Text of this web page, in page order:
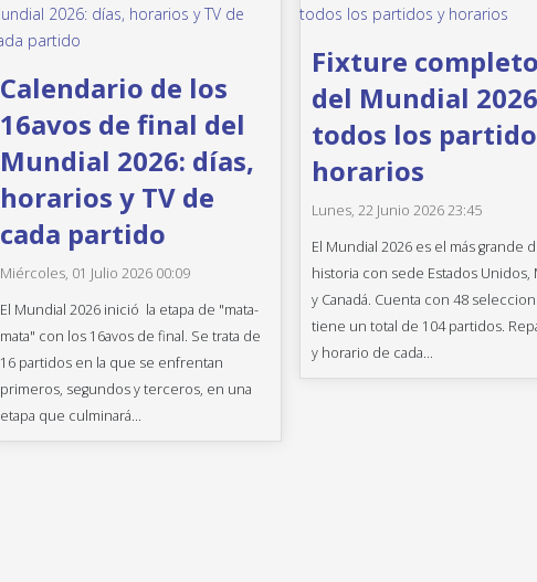
Calendario de los
16avos de final del
Mundial 2026: días,
horarios y TV de
cada partido
Miércoles, 01 Julio 2026 00:09
El Mundial 2026 inició la etapa de "mata-
mata" con los 16avos de final. Se trata de
16 partidos en la que se enfrentan
primeros, segundos y terceros, en una
etapa que culminará...
Fixture
del Mundial
todos los
horarios
Lunes, 22 Junio 2026 23:45
El Mundial 2026 es el más grande
historia con sede Estados Unidos,
y Canadá. Cuenta con 48
tiene un total de 104 partidos.
y horario de cada...